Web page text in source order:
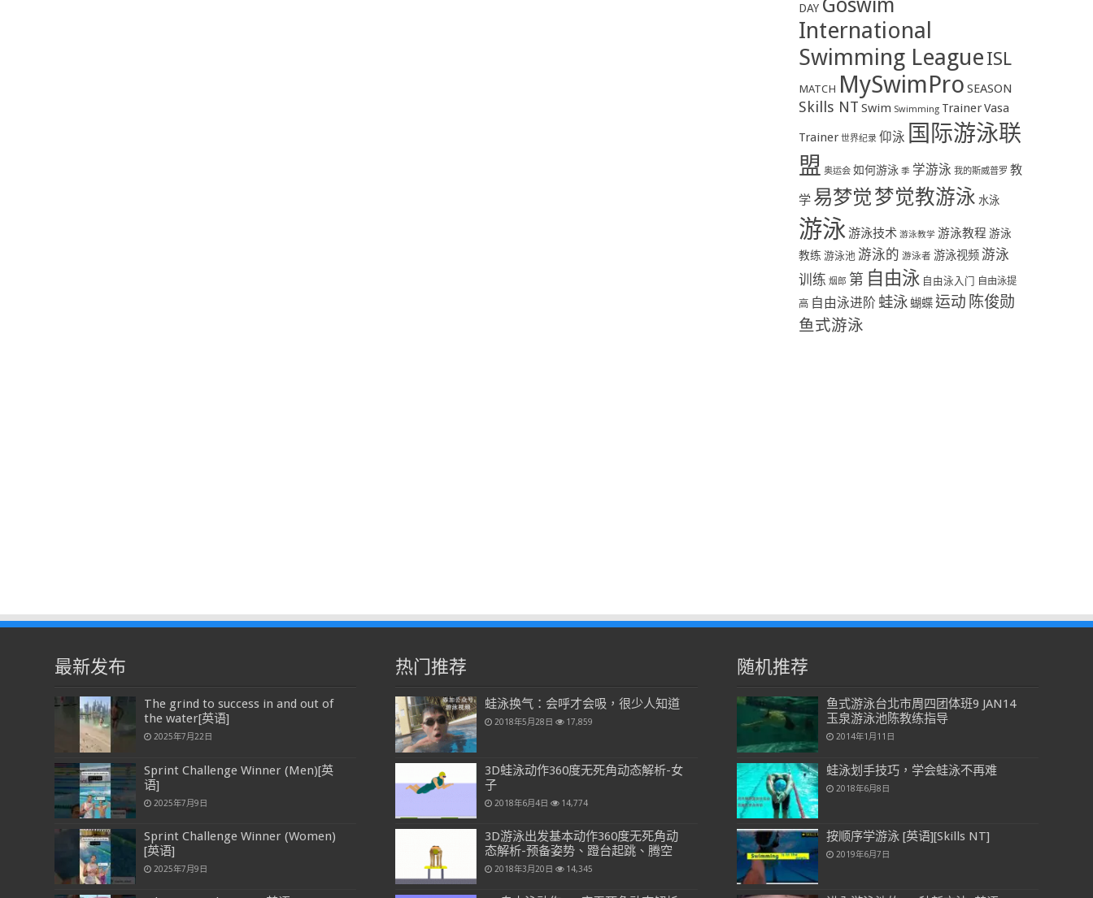
DAY Goswim
International
Swimming LeagueISL
MATCH MySwimPro SEASON
Skills NT Swim Swimming TrainerVasa
Trainer 世界纪录 仰泳 国际游泳联
盟 奥运会 如何游泳 季 学游泳 我的斯威普罗 教
学 易梦觉梦觉教游泳 水泳
游泳游泳技术 游泳教学 游泳教程 游泳
教练 游泳池 游泳的 游泳者 游泳视频 游泳
训练 烟郎 第 自由泳 自由泳入门 自由泳提
高 自由泳进阶 蛙泳蝴蝶运动 陈俊勋
鱼式游泳
最新发布
The grind to success in and out of
the water[英语]
2025年7月22日
Sprint Challenge Winner (Men)[英
语]
2025年7月9日
Sprint Challenge Winner (Women)
[英语]
2025年7月9日
热门推荐
蛙泳换气：会呼才会吸，很少人知道
2018年5月28日 17,859
3D蛙泳动作360度无死角动态解析-女
子
2018年6月4日 14,774
3D游泳出发基本动作360度无死角动
态解析-预备姿势、蹬台起跳、腾空
2018年3月20日 14,345
随机推荐
鱼式游泳台北市周四团体班9 JAN14
玉泉游泳池陈教练指导
2014年1月11日
蛙泳划手技巧，学会蛙泳不再难
2018年6月8日
按顺序学游泳 [英语][Skills NT]
2019年6月7日